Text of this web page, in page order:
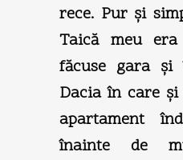
rece. Pur şi
Taică meu
făcuse gara şi
Dacia în care şi
apartament
înainte de